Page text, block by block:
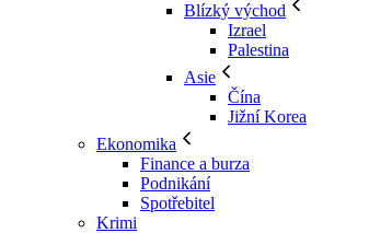
Blízký východ
Izrael
Palestina
Asie
Čína
Jižní Korea
Ekonomika
Finance a burza
Podnikání
Spotřebitel
Krimi